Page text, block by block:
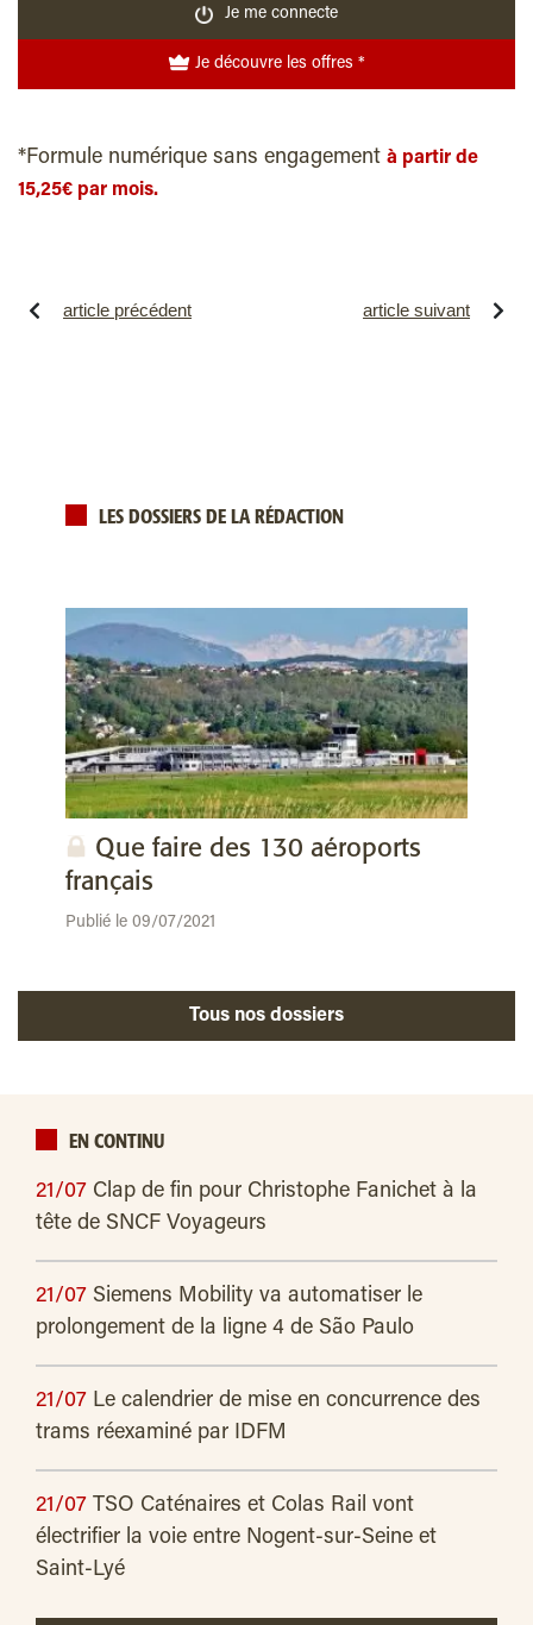
Je me connecte
Je découvre les offres *
*Formule numérique sans engagement à partir de
15,25€ par mois.
article précédent article suivant
LES DOSSIERS DE LA RÉDACTION
Que faire des 130 aéroports
français
Publié le 09/07/2021
Tous nos dossiers
EN CONTINU
21/07 Clap de fin pour Christophe Fanichet à la
tête de SNCF Voyageurs
21/07 Siemens Mobility va automatiser le
prolongement de la ligne 4 de São Paulo
21/07 Le calendrier de mise en concurrence des
trams réexaminé par IDFM
21/07 TSO Caténaires et Colas Rail vont
électrifier la voie entre Nogent-sur-Seine et
Saint-Lyé